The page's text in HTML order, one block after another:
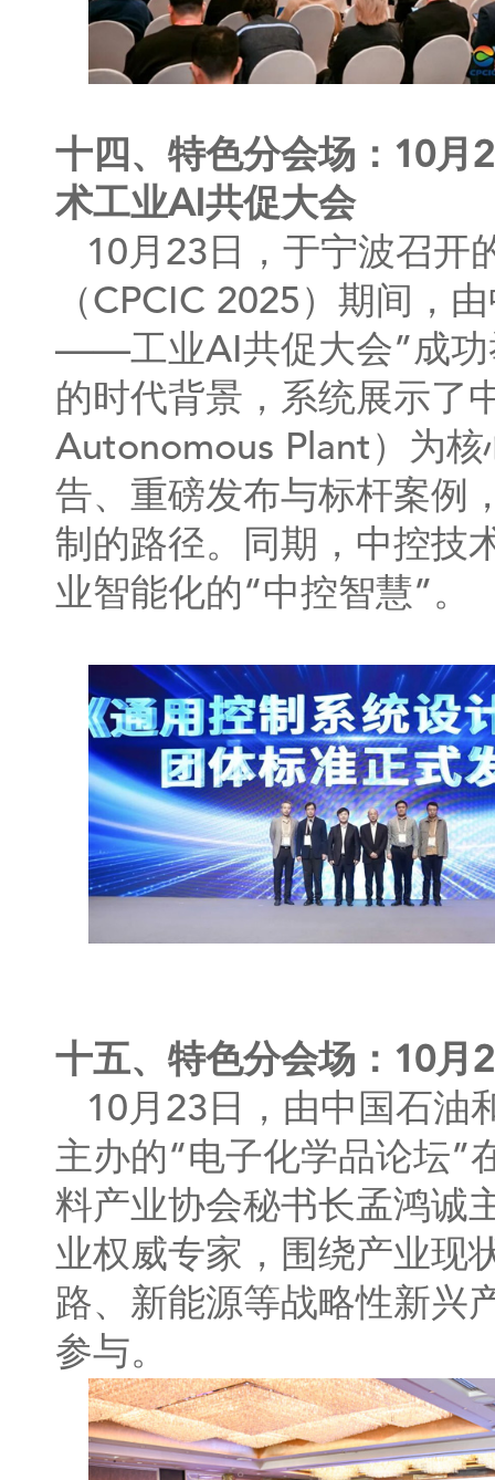
十四、特色分会场：10
术工业AI共促大会
10月23日，于宁波召开
（CPCIC 2025）期间，
——工业AI共促大会”成功
的时代背景，系统展示了
Autonomous Plant）为
告、重磅发布与标杆案例
制的路径。同期，中控技
业智能化的“中控智慧”。
十五、特色分会场：10月
10月23日，由中国石油
主办的“电子化学品论坛”
料产业协会秘书长孟鸿诚
业权威专家，围绕产业现
路、新能源等战略性新兴
参与。